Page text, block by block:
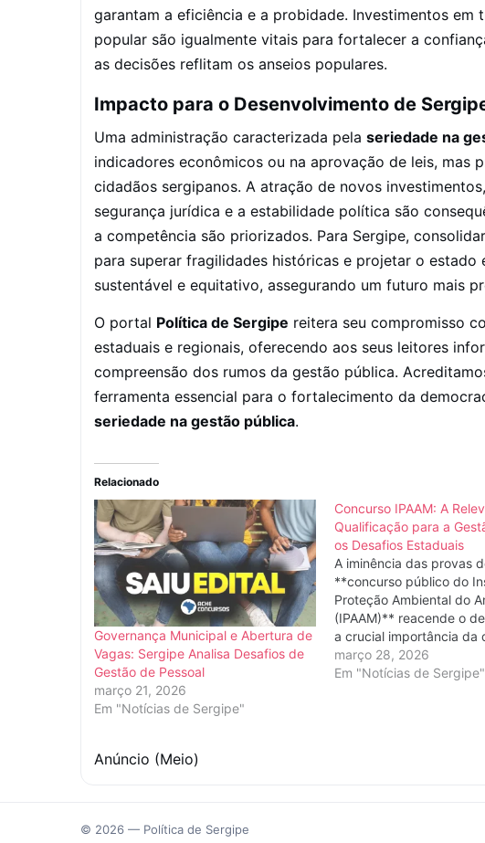
garantam a eficiência e a probidade. Investimentos em
popular são igualmente vitais para fortalecer a
as decisões reflitam os anseios populares.
Impacto para o Desenvolvimento de
Uma administração caracterizada pela seriedade na
indicadores econômicos ou na aprovação de leis, mas
cidadãos sergipanos. A atração de novos
segurança jurídica e a estabilidade política são
a competência são priorizados. Para Sergipe,
para superar fragilidades históricas e projetar o estado
sustentável e equitativo, assegurando um futuro mais
O portal Política de Sergipe reitera seu compromisso
estaduais e regionais, oferecendo aos seus leitores
compreensão dos rumos da gestão pública.
ferramenta essencial para o fortalecimento da
seriedade na gestão pública.
Relacionado
Governança Municipal e Abertura de
Vagas: Sergipe Analisa Desafios de
Gestão de Pessoal
março 21, 2026
Em "Notícias de Sergipe"
Concurso IPAAM: A
Qualificação para a
os Desafios Estaduais
A iminência das provas
**concurso público do
Proteção Ambiental do
(IPAAM)** reacende o
a crucial importância da
profissional no serviço
mecanismos de ingresso
março 28, 2026
Em "Notícias de Sergipe"
Anúncio (Meio)
© 2026 — Política de Sergipe